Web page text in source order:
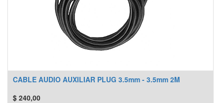
CABLE AUDIO AUXILIAR PLUG 3.5mm - 3.5mm 2M
$ 240,00